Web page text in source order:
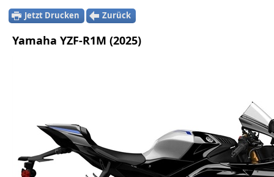
Jetzt Drucken Zurück
Yamaha YZF-R1M (2025)